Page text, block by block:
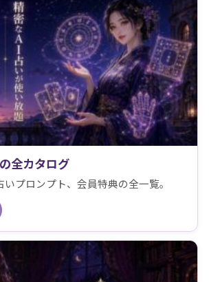
全カタログ
プロンプト、会員特典の全一覧。